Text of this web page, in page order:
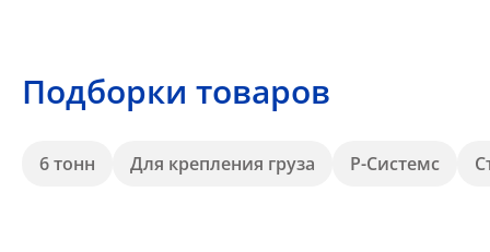
Подборки товаров
6 тонн Для крепления груза Р-Системс